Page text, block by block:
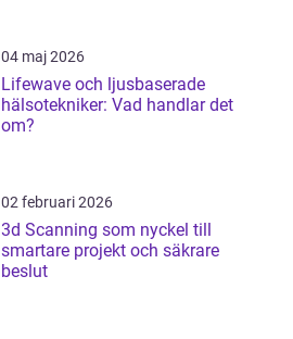
04 maj 2026
Lifewave och ljusbaserade
hälsotekniker: Vad handlar det
om?
02 februari 2026
3d Scanning som nyckel till
smartare projekt och säkrare
beslut